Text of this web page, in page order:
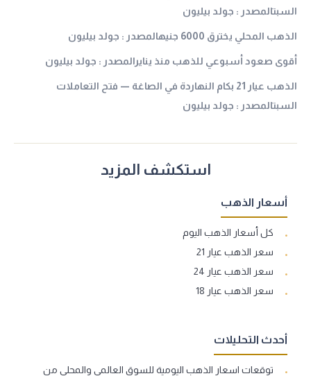
السبتالمصدر : جولد بيليون
الذهب المحلي يخترق 6000 جنيهالمصدر : جولد بيليون
أقوى صعود أسبوعي للذهب منذ ينايرالمصدر : جولد بيليون
الذهب عيار 21 بكام النهاردة في الصاغة — فتح التعاملات
السبتالمصدر : جولد بيليون
استكشف المزيد
أسعار الذهب
كل أسعار الذهب اليوم
سعر الذهب عيار 21
سعر الذهب عيار 24
سعر الذهب عيار 18
أحدث التحليلات
توقعات اسعار الذهب اليومية للسوق العالمي والمحلي من